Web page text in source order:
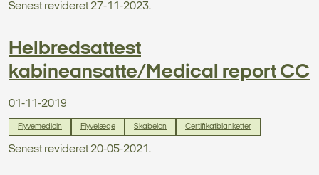
Senest revideret 27-11-2023.
Helbredsattest
kabineansatte/Medical report CC
01-11-2019
Flyvemedicin Flyvelæge Skabelon Certifikatblanketter
Senest revideret 20-05-2021.